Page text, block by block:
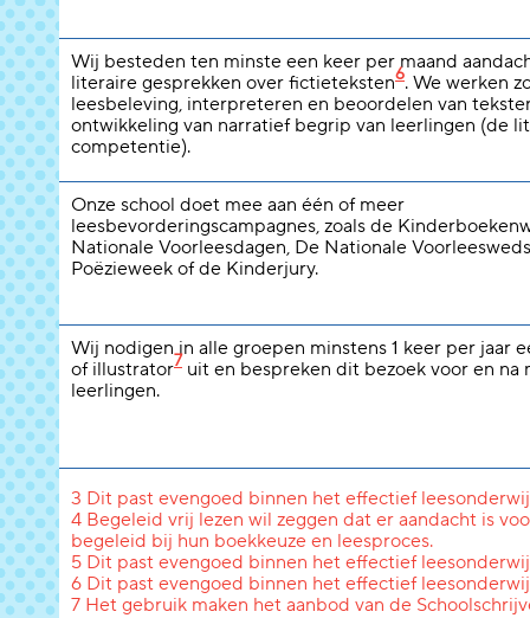
Wij besteden ten minste een keer per maand
literaire gesprekken over fictieteksten6. We werken
leesbeleving, interpreteren en beoordelen van
ontwikkeling van narratief begrip van leerlingen (de
competentie).
Onze school doet mee aan één of meer
leesbevorderingscampagnes, zoals de
Nationale Voorleesdagen, De Nationale
Poëzieweek of de Kinderjury.
Wij nodigen in alle groepen minstens 1 keer per jaar
of illustrator7 uit en bespreken dit bezoek voor en na
leerlingen.
3 Dit past evengoed binnen het effectief
4 Begeleid vrij lezen wil zeggen dat er aandacht is
begeleid bij hun boekkeuze en leesproces.
5 Dit past evengoed binnen het effectief
6 Dit past evengoed binnen het effectief
7 Het gebruik maken het aanbod van de